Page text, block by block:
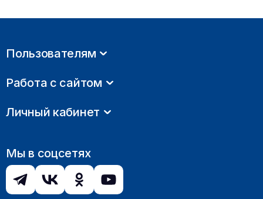
Пользователям
Работа с сайтом
Личный кабинет
Мы в соцсетях